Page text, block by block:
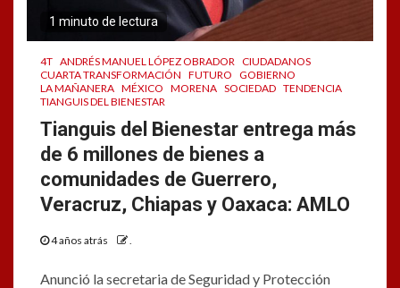
1 minuto de lectura
4T ANDRÉS MANUEL LÓPEZ OBRADOR CIUDADANOS
CUARTA TRANSFORMACIÓN FUTURO GOBIERNO
LA MAÑANERA MÉXICO MORENA SOCIEDAD TENDENCIA
TIANGUIS DEL BIENESTAR
Tianguis del Bienestar entrega más
de 6 millones de bienes a
comunidades de Guerrero,
Veracruz, Chiapas y Oaxaca: AMLO
4 años atrás .
Anunció la secretaria de Seguridad y Protección